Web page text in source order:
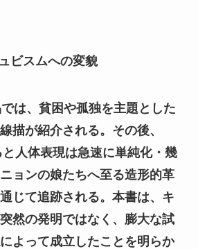
ビスムへの変貌
は、貧困や孤独を主題とした
描が紹介される。その後、
人体表現は急速に単純化・幾
ョンの娘たちへ至る造形的革
じて追跡される。本書は、キ
然の発明ではなく、膨大な試
よって成立したことを明らか